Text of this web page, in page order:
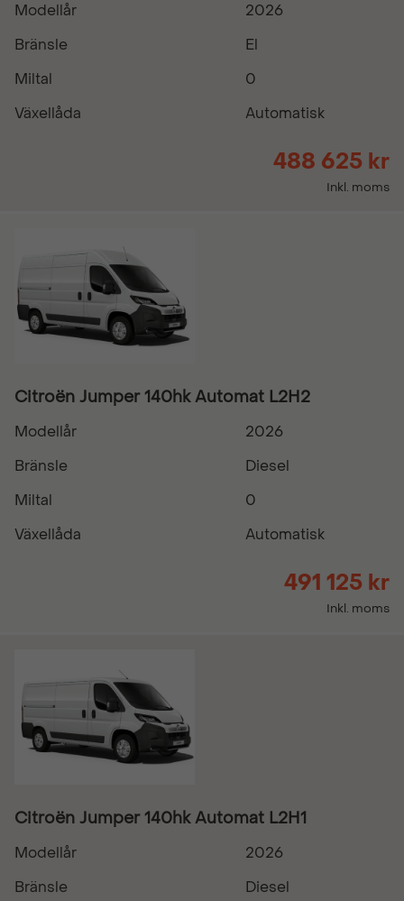
Modellår
2026
Bränsle
El
Miltal
0
Växellåda
Automatisk
488 625 kr
Inkl. moms
Citroën Jumper 140hk Automat L2H2
Modellår
2026
Bränsle
Diesel
Miltal
0
Växellåda
Automatisk
491 125 kr
Inkl. moms
Citroën Jumper 140hk Automat L2H1
Modellår
2026
Bränsle
Diesel